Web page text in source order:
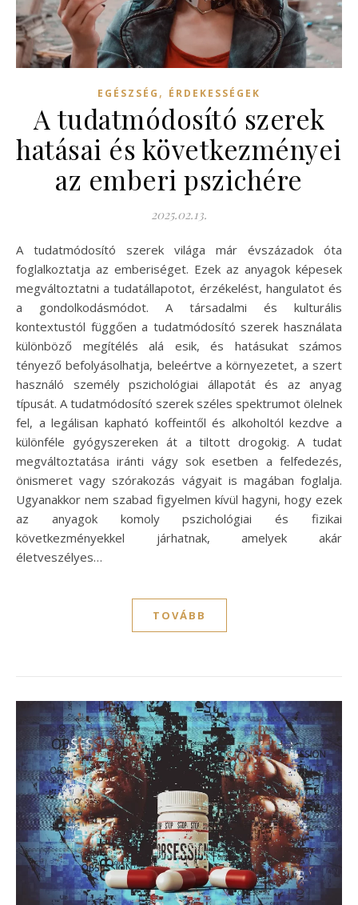
EGÉSZSÉG , ÉRDEKESSÉGEK
A tudatmódosító szerek
hatásai és következményei
az emberi pszichére
2025.02.13.
A tudatmódosító szerek világa már évszázadok óta
foglalkoztatja az emberiséget. Ezek az anyagok képesek
megváltoztatni a tudatállapotot, érzékelést, hangulatot és
a gondolkodásmódot. A társadalmi és kulturális
kontextustól függően a tudatmódosító szerek használata
különböző megítélés alá esik, és hatásukat számos
tényező befolyásolhatja, beleértve a környezetet, a szert
használó személy pszichológiai állapotát és az anyag
típusát. A tudatmódosító szerek széles spektrumot ölelnek
fel, a legálisan kapható koffeintől és alkoholtól kezdve a
különféle gyógyszereken át a tiltott drogokig. A tudat
megváltoztatása iránti vágy sok esetben a felfedezés,
önismeret vagy szórakozás vágyait is magában foglalja.
Ugyanakkor nem szabad figyelmen kívül hagyni, hogy ezek
az anyagok komoly pszichológiai és fizikai
következményekkel járhatnak, amelyek akár
életveszélyes…
TOVÁBB